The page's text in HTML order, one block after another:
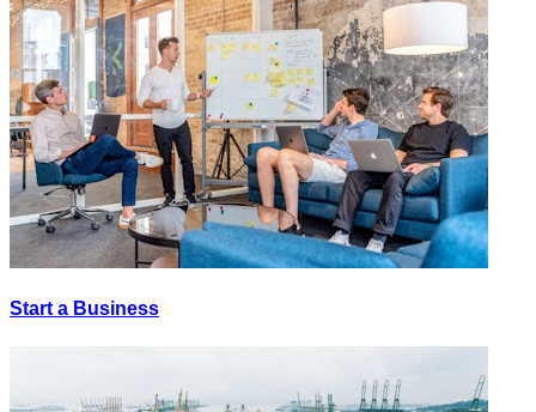
Start a Business